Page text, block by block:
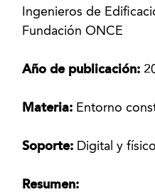
Ingenieros de
Fundación ONCE
Año de publicación:
Materia: Entorno
Soporte: Digital y físico
Resumen: